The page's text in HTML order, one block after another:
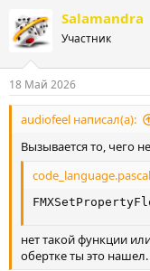
Salamandra
Участник
18 Май 2026
audiofeel написал(а):
Вызывается то, чего
нет такой функции
обертке ты это нашел.